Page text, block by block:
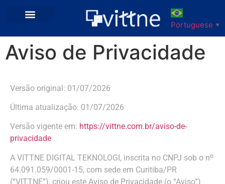
Portuguese ▼
Aviso de Privacidade
Versão original: 01/07/2026
Última atualização: 01/07/2026
Versão vigente em: https://vittne.com.br/aviso-de-
privacidade
A VITTNE DIGITAL TEKNOLOGI, inscrita no CNPJ sob o nº
64.091.059/0001-15, com sede em Curitiba/PR
(“VITTNE”), criou este Aviso de Privacidade (o “Aviso”)